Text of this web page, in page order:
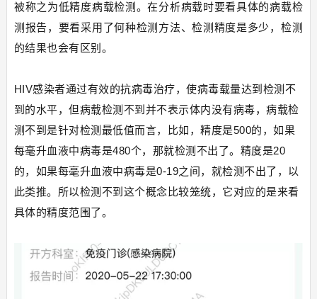
被称之为低精度病载检测。在分析病载时要看具体的病载检
测报告，要看采用了何种检测方法、检测精度是多少，检测
的结果也会有区别。
HIV感染者通过有效的抗病毒治疗，使病毒载量达到检测不
到的水平，但病载检测不到并不表示体内没有病毒，病载检
测不到是针对检测最低值而言，比如，精度是500的，如果
每毫升血液中病毒是480个，那就检测不出了。精度是20
的，如果每毫升血液中病毒是0-19之间，就检测不出了，以
此类推。所以检测不到这个概念比较笼统，它对应的是来看
具体的精度范围了。